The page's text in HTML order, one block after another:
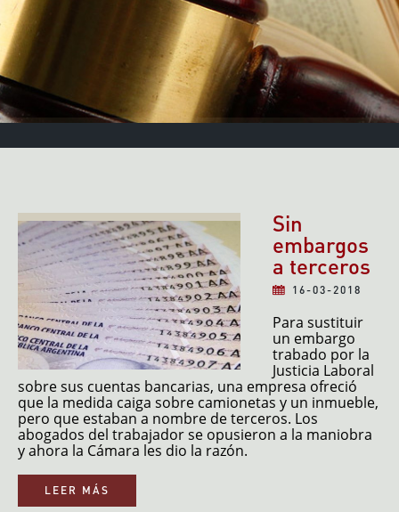
Sin
embargos
a terceros
16-03-2018
Para sustituir
un embargo
trabado por la
Justicia Laboral
sobre sus cuentas bancarias, una empresa ofreció
que la medida caiga sobre camionetas y un inmueble,
pero que estaban a nombre de terceros. Los
abogados del trabajador se opusieron a la maniobra
y ahora la Cámara les dio la razón.
LEER MÁS